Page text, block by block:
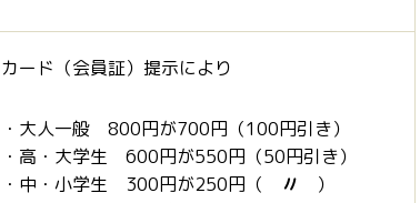
カード（会員証）提示により
・大人一般 800円が700円（100円引き）
・高・大学生 600円が550円（50円引き）
・中・小学生 300円が250円（ 〃 ）